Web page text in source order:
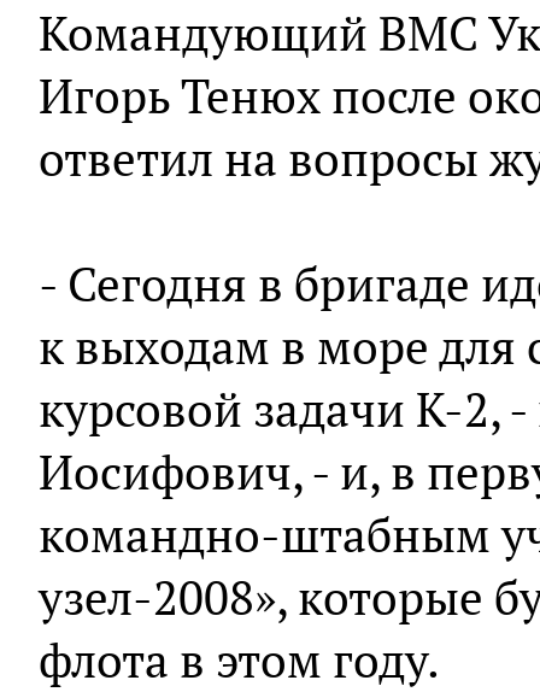
Командующий ВМС
Игорь Тенюх после
ответил на вопросы
- Сегодня в бригаде
к выходам в море для
курсовой задачи К-2,
Иосифович, - и, в
командно-штабным
узел-2008», которые
флота в этом году.